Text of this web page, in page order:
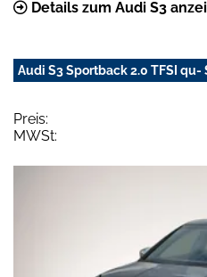
Details zum Audi S3
Audi S3 Sportback 2.0 TFSI qu-
Preis:
MWSt: